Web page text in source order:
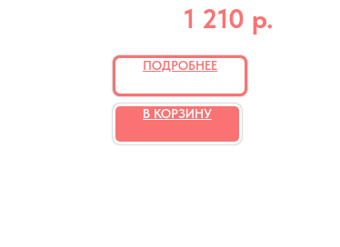
1 210 р.
ПОДРОБНЕЕ
В КОРЗИНУ